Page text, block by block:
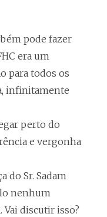
pode fazer
era um
para todos os
infinitamente
perto do
e vergonha
do Sr. Sadam
nenhum
discutir isso?